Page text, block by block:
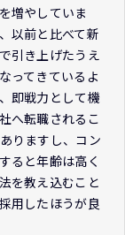
増やしていま
以前と比べて新
引き上げたうえ
ってきているよ
即戦力として機
へ転職されるこ
りますし、コン
ると年齢は高く
を教え込むこと
用したほうが良